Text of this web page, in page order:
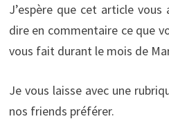
J’espère que cet article vous
dire en commentaire ce que
vous fait durant le mois de
Je vous laisse avec une
nos friends préférer.